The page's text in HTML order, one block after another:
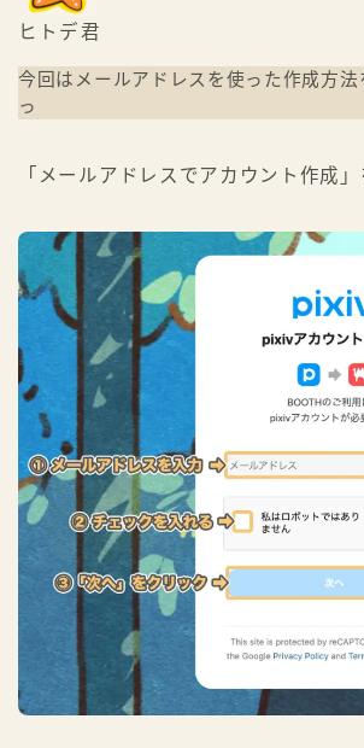
ヒトデ君
今回はメールアドレスを使った作成方法
っ
「メールアドレスでアカウント作成